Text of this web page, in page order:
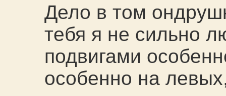
Дело в том
тебя я не сильно
подвигами
особенно на